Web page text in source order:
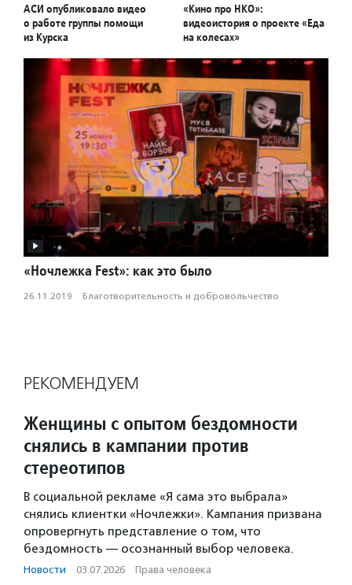
АСИ опубликовало видео
о работе группы помощи
из Курска
«Кино про НКО»:
видеоистория о проекте «Еда
на колесах»
«Ночлежка Fest»: как это было
26.11.2019 · Благотвори­тель­ность и доброволь­чест­во
РЕКОМЕНДУЕМ
Женщины с опытом бездомности
снялись в кампании против
стереотипов
В социальной рекламе «Я сама это выбрала»
снялись клиентки «Ночлежки». Кампания призвана
опровергнуть представление о том, что
бездомность — осознанный выбор человека.
Новости · 03.07.2026 · Права человека